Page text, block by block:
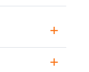
+
+